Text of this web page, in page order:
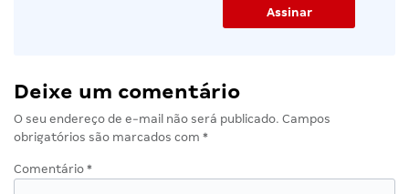
Deixe um comentário
O seu endereço de e-mail não será publicado. Campos
obrigatórios são marcados com *
Comentário *